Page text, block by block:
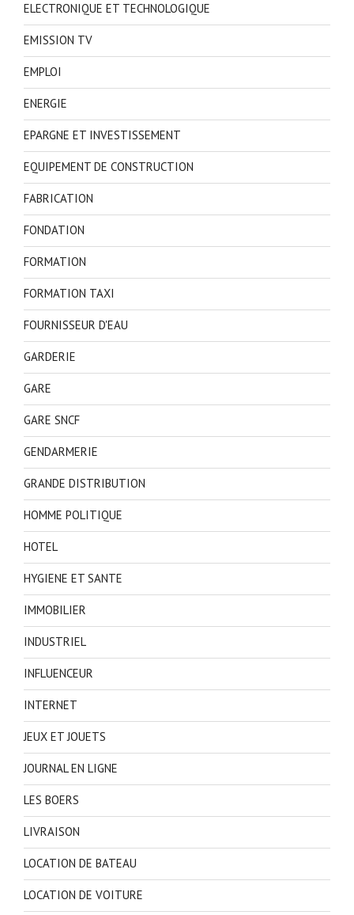
ELECTRONIQUE ET TECHNOLOGIQUE
EMISSION TV
EMPLOI
ENERGIE
EPARGNE ET INVESTISSEMENT
EQUIPEMENT DE CONSTRUCTION
FABRICATION
FONDATION
FORMATION
FORMATION TAXI
FOURNISSEUR D'EAU
GARDERIE
GARE
GARE SNCF
GENDARMERIE
GRANDE DISTRIBUTION
HOMME POLITIQUE
HOTEL
HYGIENE ET SANTE
IMMOBILIER
INDUSTRIEL
INFLUENCEUR
INTERNET
JEUX ET JOUETS
JOURNAL EN LIGNE
LES BOERS
LIVRAISON
LOCATION DE BATEAU
LOCATION DE VOITURE